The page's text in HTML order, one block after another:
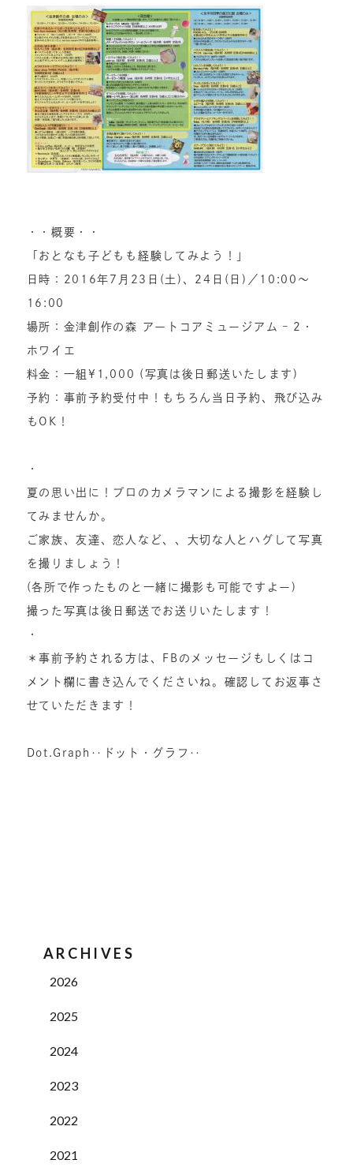
・・概要・・
「おとなも子どもも経験してみよう！」
日時：2016年7月23日(土)、24日(日)／10:00〜
16:00
場所：金津創作の森 アートコアミュージアム – 2・
ホワイエ
料金：一組¥1,000 (写真は後日郵送いたします)
予約：事前予約受付中！もちろん当日予約、飛び込み
もOK！
・
夏の思い出に！プロのカ メラマンによる撮影を経験し
てみませんか。
ご家族、友達、恋人など、、大切な人とハグして写真
を撮りましょう！
(各所で作ったものと一緒に撮影も可能ですよー)
撮った写真は後日郵送でお送りいたします！
・
＊事前予約される方は、FBのメッセージもしくはコ
メント欄に書き込んでくださいね。確認してお返事さ
せていただきます！
Dot.Graph‥ドット・グラフ‥
ARCHIVES
2026
2025
2024
2023
2022
2021